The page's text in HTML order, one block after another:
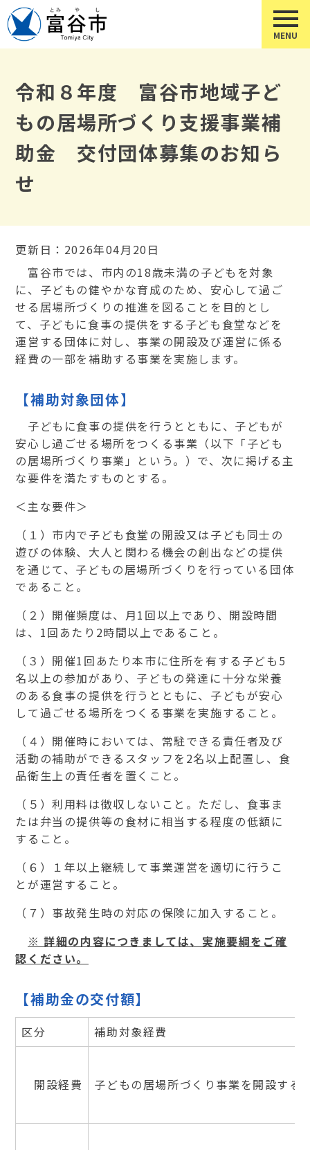
令和８年度 富谷市地域子ど
もの居場所づくり支援事業補
助金 交付団体募集のお知ら
せ
更新日：2026年04月20日
富谷市では、市内の18歳未満の子どもを対象
に、子どもの健やかな育成のため、安心して過ご
せる居場所づくりの推進を図ることを目的とし
て、子どもに食事の提供をする子ども食堂などを
運営する団体に対し、事業の開設及び運営に係る
経費の一部を補助する事業を実施します。
【補助対象団体】
子どもに食事の提供を行うとともに、子どもが
安心し過ごせる場所をつくる事業（以下「子ども
の居場所づくり事業」という。）で、次に掲げる主
な要件を満たすものとする。
＜主な要件＞
（１）市内で子ども食堂の開設又は子ども同士の
遊びの体験、大人と関わる機会の創出などの提供
を通じて、子どもの居場所づくりを行っている団体
であること。
（２）開催頻度は、月1 回以上であり、開設時間
は、 1回あたり 2時間以上であること。
（３）開催1 回あたり本市に住所を有する子ども 5
名以上の参加があり、子どもの発達に十分な栄養
のある食事の提供を行うとともに、子どもが安心
して過ごせる場所をつくる事業を実施すること。
（４）開催時においては、常駐できる責任者及び
活動の補助ができるスタッフを 2名以上配置し、食
品衛生上の責任者を置くこと。
（５）利用料は徴収しないこと。ただし、食事ま
たは弁当の提供等の食材に相当する程度の低額に
すること。
（６）１年以上継続して事業運営を適切に行うこ
とが運営すること。
（７）事故発生時の対応の保険に加入すること。
※ 詳細の内容につきましては、実施要綱をご確
認ください。
【補助金の交付額】
区分 補助対象経費
開設経費 子どもの居場所づくり事業を開設する